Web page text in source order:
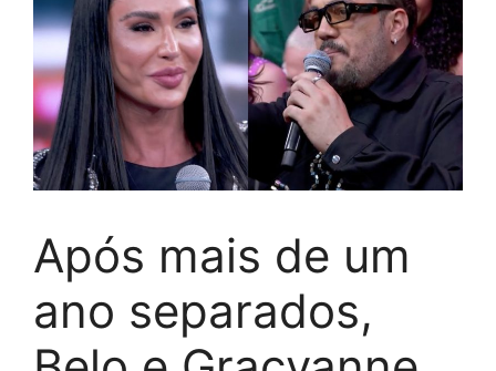
Após mais de um
ano separados,